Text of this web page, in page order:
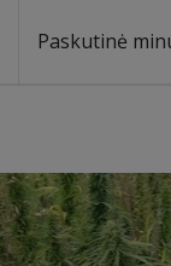
Paskutinė